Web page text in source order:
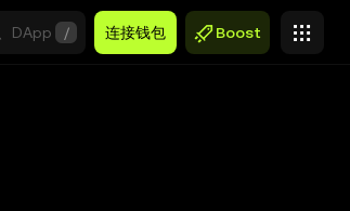
/ 连接钱包 Boost